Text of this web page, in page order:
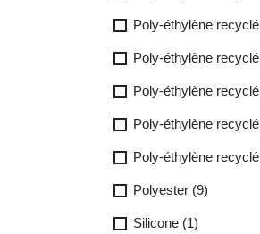
Poly-éthylène recyclé
Poly-éthylène recyclé
Poly-éthylène recyclé
Poly-éthylène recyclé
Poly-éthylène recyclé
Polyester (9)
Silicone (1)